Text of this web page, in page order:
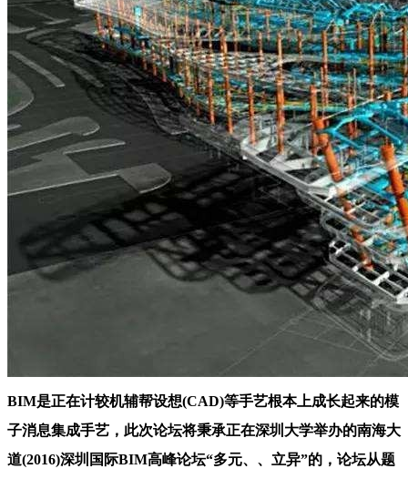
BIM是正在计较机辅帮设想(CAD)等手艺根本上成长起来的模
子消息集成手艺，此次论坛将秉承正在深圳大学举办的南海大
道(2016)深圳国际BIM高峰论坛“多元、、立异”的，论坛从题